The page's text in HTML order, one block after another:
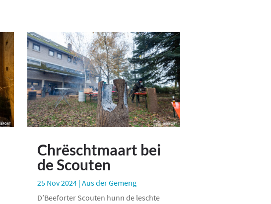
Chrëschtmaart bei
de Scouten
25 Nov 2024 | Aus der Gemeng
D’Beeforter Scouten hunn de leschte